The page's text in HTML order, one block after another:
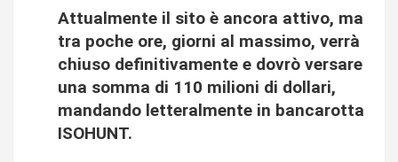
Attualmente il sito è ancora attivo, ma
tra poche ore, giorni al massimo, verrà
chiuso definitivamente e dovrò versare
una somma di 110 milioni di dollari,
mandando letteralmente in bancarotta
ISOHUNT.